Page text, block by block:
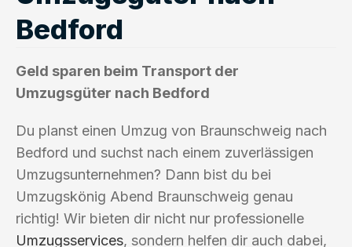
Bedford
Geld sparen beim Transport der
Umzugsgüter nach Bedford
Du planst einen Umzug von Braunschweig nach
Bedford und suchst nach einem zuverlässigen
Umzugsunternehmen? Dann bist du bei
Umzugskönig Abend Braunschweig genau
richtig! Wir bieten dir nicht nur professionelle
Umzugsservices, sondern helfen dir auch dabei,